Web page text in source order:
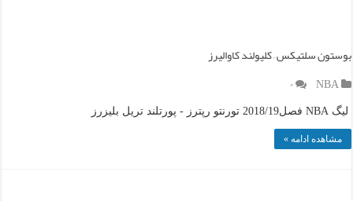
بوستون سلتیکس – کلیولند کاوالیرز
NBA
۰
لیگ NBA فصل2018/19 تورنتو رپترز - پورتلند تریل بلیزرز
مشاهده ادامه »